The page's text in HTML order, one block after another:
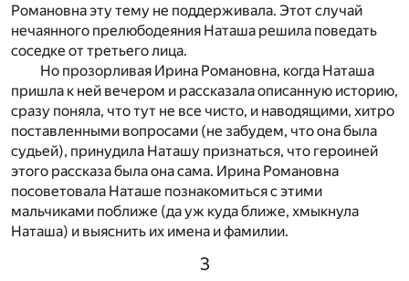
Романовна эту тему не поддерживала. Этот случай
нечаянного прелюбодеяния Наташа решила поведать
соседке от третьего лица.
Но прозорливая Ирина Романовна, когда Наташа
пришла к ней вечером и рассказала описанную историю,
сразу поняла, что тут не все чисто, и наводящими, хитро
поставленными вопросами (не забудем, что она была
судьей), принудила Наташу признаться, что героиней
этого рассказа была она сама. Ирина Романовна
посоветовала Наташе познакомиться с этими
мальчиками поближе (да уж куда ближе, хмыкнула
Наташа) и выяснить их имена и фамилии.
3